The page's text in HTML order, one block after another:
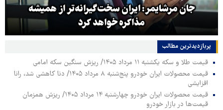
جان مرشایمر: ایران سخت‌گیرانه‌تر از همیشه
مذاکره خواهد کرد
پربازدیدترین‌ مطالب
قیمت طلا و سکه یکشنبه ۱۱ مرداد ۱۴۰۵/ ریزش سنگین سکه امامی
قیمت محصولات ایران خودرو پنج‌شنبه ۸ مرداد ۱۴۰۵/ دنا کاهشی شد، رانا
افزایشی
قیمت محصولات ایران خودرو چهارشنبه ۱۴ مرداد ۱۴۰۵/ ریزش همزمان
قیمت‌ها در بازار خودرو